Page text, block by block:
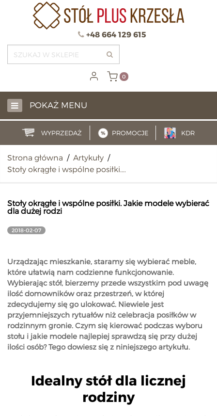
0
+48 664 129 615
POKAŻ MENU
WYPRZEDAŻ PROMOCJE KDR
Strona główna / Artykuły /
Stoły okrągłe i wspólne posiłki.…
Stoły okrągłe i wspólne posiłki. Jakie modele wybierać
dla dużej rodzi
2018-02-07
Urządzając mieszkanie, staramy się wybierać meble,
które ułatwią nam codzienne funkcjonowanie.
Wybierając stół, bierzemy przede wszystkim pod uwagę
ilość domowników oraz przestrzeń, w której
zdecydujemy się go ulokować. Niewiele jest
przyjemniejszych rytuałów niż celebracja posiłków w
rodzinnym gronie. Czym się kierować podczas wyboru
stołu i jakie modele najlepiej sprawdzą się przy dużej
ilości osób? Tego dowiesz się z niniejszego artykułu.
Idealny stół dla licznej
rodziny